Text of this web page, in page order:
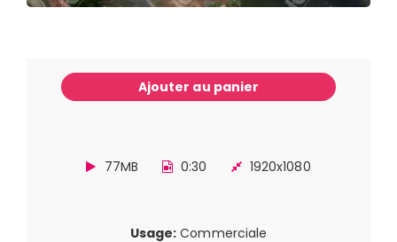
Ajouter au panier
77MB 0:30 1920x1080
Usage: Commerciale